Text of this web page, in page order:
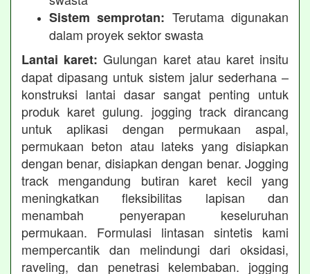
Sistem semprotan: Terutama digunakan
dalam proyek sektor swasta
Lantai karet: Gulungan karet atau karet insitu
dapat dipasang untuk sistem jalur sederhana –
konstruksi lantai dasar sangat penting untuk
produk karet gulung. jogging track dirancang
untuk aplikasi dengan permukaan aspal,
permukaan beton atau lateks yang disiapkan
dengan benar, disiapkan dengan benar. Jogging
track mengandung butiran karet kecil yang
meningkatkan fleksibilitas lapisan dan
menambah penyerapan keseluruhan
permukaan. Formulasi lintasan sintetis kami
mempercantik dan melindungi dari oksidasi,
raveling, dan penetrasi kelembaban. jogging